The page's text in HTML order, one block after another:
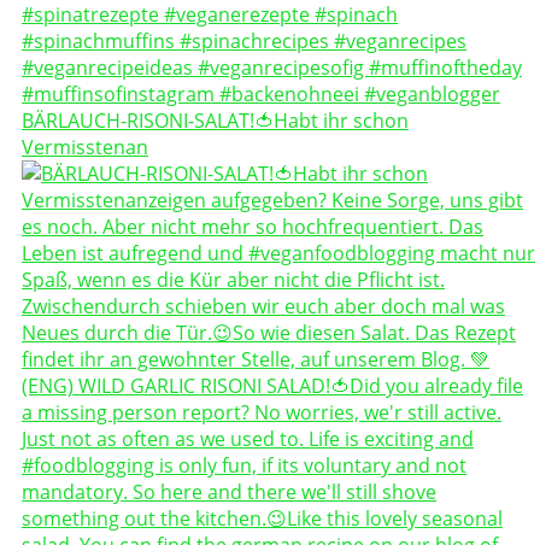
BÄRLAUCH-RISONI-SALAT!🍅Habt ihr schon
Vermisstenan